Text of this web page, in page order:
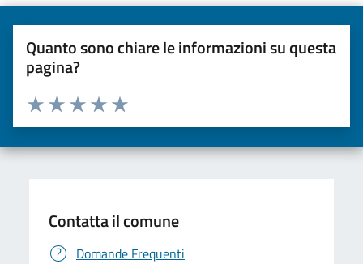
Quanto sono chiare le informazioni su questa
pagina?
Valuta da 1 a 5 stelle la pagina
Valuta 5 stelle su 5
Valuta 4 stelle su 5
Valuta 3 stelle su 5
Valuta 2 stelle su 5
Valuta una stella su 5
Contatta il comune
Domande Frequenti